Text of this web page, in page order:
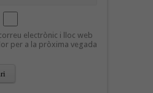
electrònic i lloc web
per a la pròxima vegada